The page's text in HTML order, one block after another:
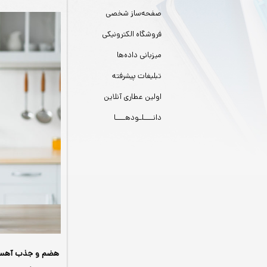
صفحه‌ساز شخصی
فروشگاه الکترونیکی
میزبانی داده‌ها
تبلیغات پیشرفته
اولین عطاری آنلاین
دانــــلـودهــــا
هضم و جذب